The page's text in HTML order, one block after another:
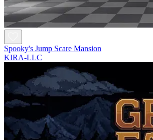
Spooky's Jump Scare Mansion
KIRA-LLC